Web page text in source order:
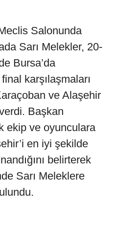
Salonunda
Sarı Melekler, 20-
Bursa’da
karşılaşmaları
ve Alaşehir
Başkan
ekip ve oyunculara
en iyi şekilde
belirterek
Sarı Meleklere